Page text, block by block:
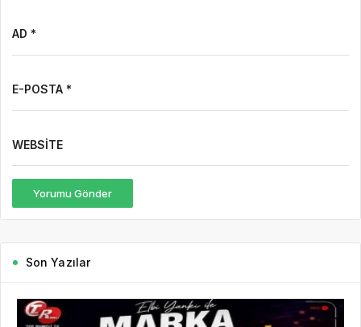
AD *
E-POSTA *
WEBSITE
Yorumu Gönder
Son Yazılar